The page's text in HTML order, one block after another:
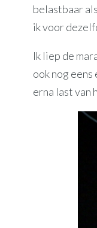
belastbaar
ik voor
Ik liep de
ook nog
erna last van